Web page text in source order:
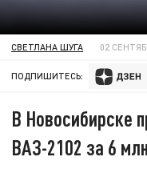
СВЕТЛАНА ШУГА 02
ПОДПИШИТЕСЬ:
В Новосибирске
ВАЗ-2102 за 6